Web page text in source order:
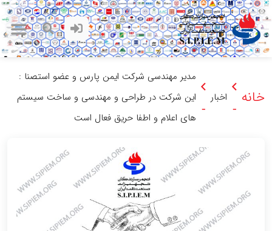
خانه -
اخبار
-
مدیر مهندسی شرکت ایمن پارس و عضو استصنا :
این شرکت در طراحی و مهندسی و ساخت سیستم
های اعلام و اطفا حریق فعال است